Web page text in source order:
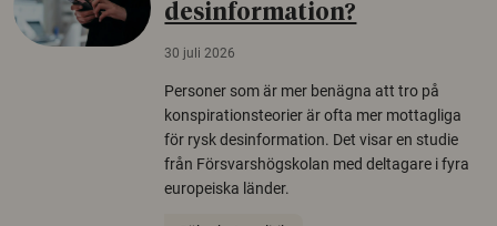
desinformation?
30 juli 2026
Personer som är mer benägna att tro på
konspirationsteorier är ofta mer mottagliga
för rysk desinformation. Det visar en studie
från Försvarshögskolan med deltagare i fyra
europeiska länder.